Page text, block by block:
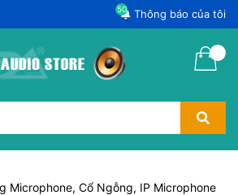
Thông báo của tôi
50
Microphone, Cổ Ngỗng, IP Microphone